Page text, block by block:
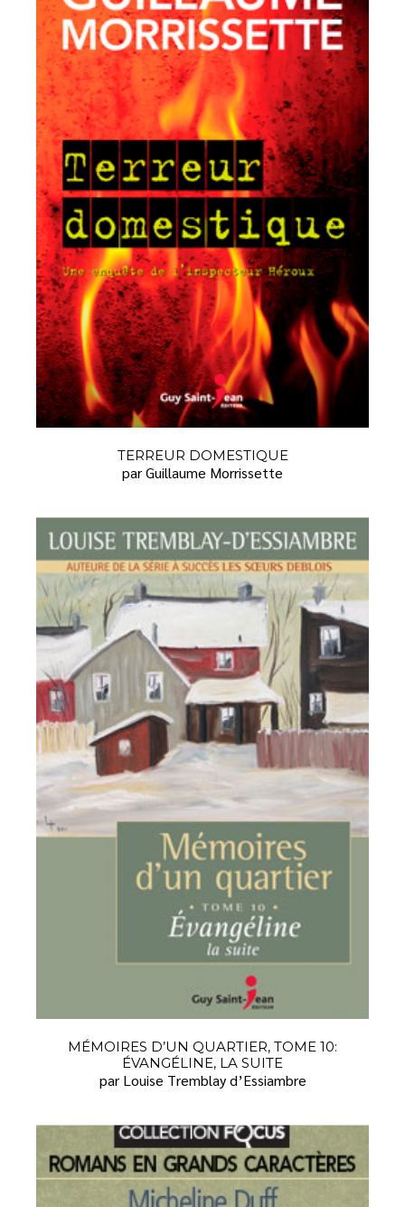
TERREUR DOMESTIQUE
par Guillaume Morrissette
MÉMOIRES D’UN QUARTIER, TOME 10:
ÉVANGÉLINE, LA SUITE
par Louise Tremblay d’Essiambre